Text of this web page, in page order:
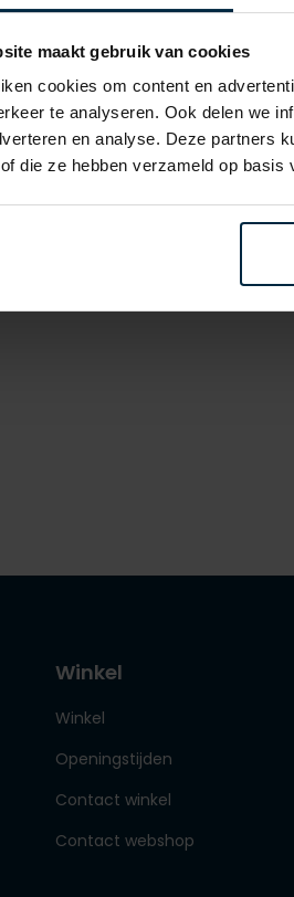
maakt gebruik van cookies
cookies om content en
te analyseren. Ook delen we
en analyse. Deze partners
die ze hebben verzameld op basis
Cavallaro
Zeradino creme pantalon
Winkel
Winkel
Openingstijden
Contact winkel
Contact webshop